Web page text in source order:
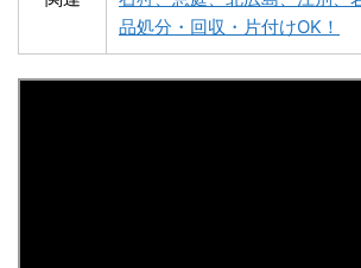
深川市不用品回収 夕張
品処分・回収・片付けOK！